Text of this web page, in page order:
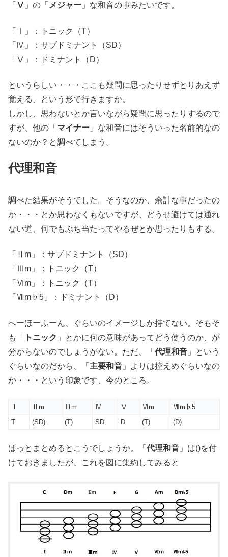
「 Ⅴ 」の「 メジャー 」な和音の事みたいです。
「Ⅰ」：トニック（T）
「Ⅳ」：サブドミナント（SD）
「Ⅴ」：ドミナント（D）
というらしい・・・ここも疑問に思ったりせずとりあえず
覚える、という形で行きますか。
しかし、思わないとか言いながら疑問に思ったりするので
すが、他の「 マイナー 」な和音にはそういった名前的なの
ないのか？と調べてしまう。
代理和音
調べた結果がそうでした。そうなのか、余計な事だったの
か・・・とか思わなくもないですが、どうせ避けては通れ
ない道、何でもぶち当たってやるぜとか思ったりもする。
「Ⅱm」：サブドミナント（SD）
「Ⅲm」：トニック（T）
「Ⅵm」：トニック（T）
「Ⅶm♭5」：ドミナント（D）
へーほーふーん、ぐらいのイメージしか持てない。そもそ
も「
トニック 」とかに何の意味があってどう使うのか、が
分からないのでしょうがない。ただ、「 代理和音 」という
ぐらいなのだから、「 主要和音 」よりは控えめぐらいなの
か・・・という印象です、今のところ。
Ⅰ Ⅱm Ⅲm Ⅳ Ⅴ Ⅵm
Ⅶm♭5
T
(SD) (T) SD D (T) (D)
ぱっとまとめるとこうでしょうか。「 代理和音 」は()を付
けておきましたが、これを図に集約してみると